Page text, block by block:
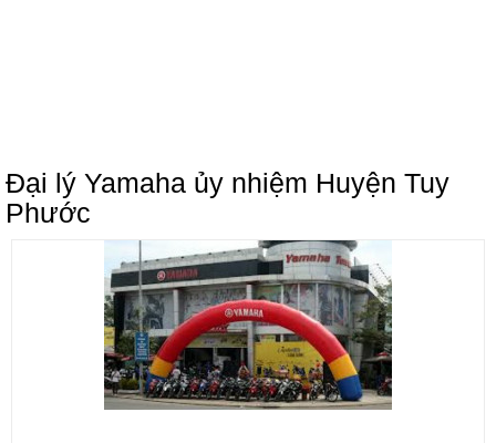
Đại lý Yamaha ủy nhiệm Huyện Tuy
Phước